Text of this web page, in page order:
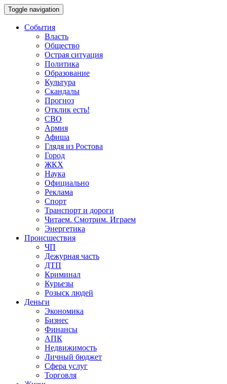
Toggle navigation
События
Власть
Общество
Острая ситуация
Политика
Образование
Культура
Скандалы
Прогноз
Отклик есть!
СВО
Армия
Афиша
Глядя из Ростова
Город
ЖКХ
Наука
Официально
Реклама
Спорт
Транспорт и дороги
Читаем. Смотрим. Играем
Энергетика
Происшествия
ЧП
Дежурная часть
ДТП
Криминал
Курьезы
Розыск людей
Деньги
Экономика
Бизнес
Финансы
АПК
Недвижимость
Личный бюджет
Сфера услуг
Торговля